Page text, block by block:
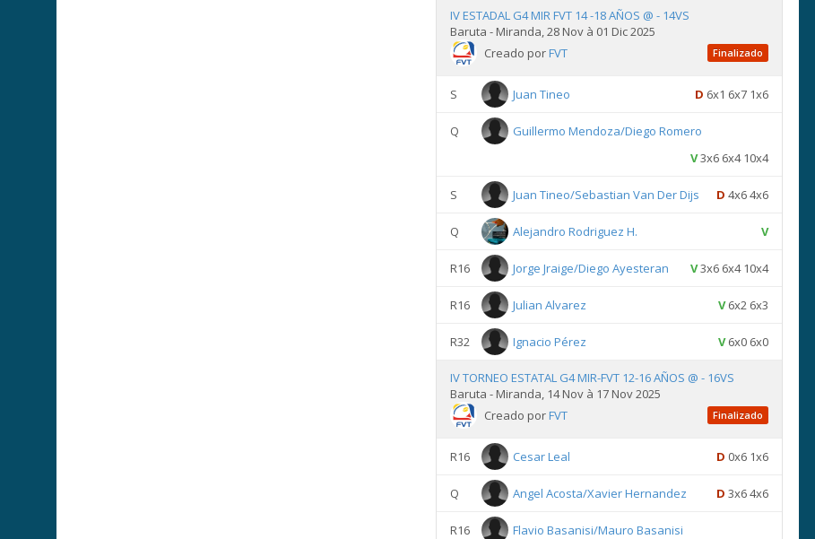
IV ESTADAL G4 MIR FVT 14 -18 AÑOS @ - 14VS
Baruta - Miranda, 28 Nov à 01 Dic 2025
Creado porFVT Finalizado
S Juan Tineo D 6x1 6x7 1x6
Q
Guillermo Mendoza/Diego Romero
V3x6 6x4 10x4
S Juan Tineo/Sebastian Van Der Dijs D 4x6 4x6
Q Alejandro Rodriguez H. V
R16 Jorge Jraige/Diego Ayesteran V3x6 6x4 10x4
R16 Julian Alvarez V6x2 6x3
R32 Ignacio Pérez V6x0 6x0
IV TORNEO ESTATAL G4 MIR-FVT 12-16 AÑOS @ - 16VS
Baruta - Miranda, 14 Nov à 17 Nov 2025
Creado porFVT Finalizado
R16 Cesar Leal D 0x6 1x6
Q Angel Acosta/Xavier Hernandez D 3x6 4x6
R16
Flavio Basanisi/Mauro Basanisi